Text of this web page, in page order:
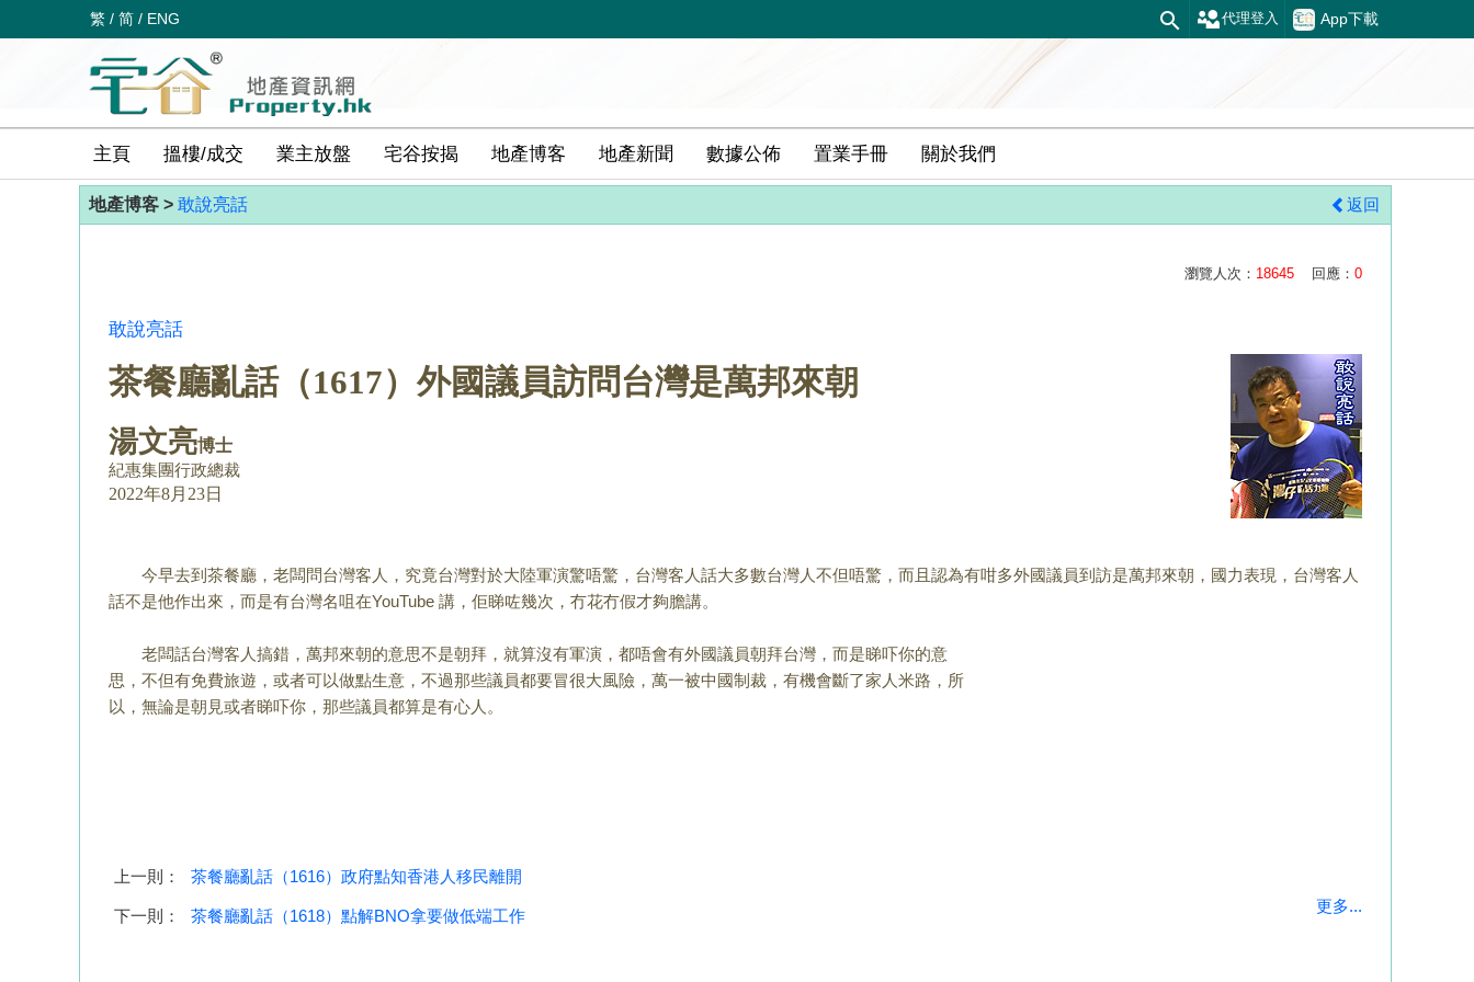
繁 / 简 / ENG App下載
代理登入
主頁 搵樓/成交 業主放盤 宅谷按揭 地產博客 地產新聞 數據公佈 置業手冊 關於我們
地產博客 > 敢說亮話 返回
瀏覽人次： 18645 回應： 0
敢說亮話
茶餐廳亂話（1617）外國議員訪問台灣是萬邦來朝
湯文亮博士
紀惠集團行政總裁
2022年8月23日
今早去到茶餐廳，老闆問台灣客人，究竟台灣對於大陸軍演驚唔驚， 台灣客人話大多數台灣人不但唔驚，而且認為有咁多外國議員到訪是萬邦來朝，國力表現，台灣客人
話不是他作出來， 而是有台灣名咀在YouTube 講，佢睇咗幾次，冇花冇假才夠膽講。
老闆話台灣客人搞錯，萬邦來朝的意思不是朝拜，就算沒有軍演，都唔會有外國議員朝拜台灣，而是睇吓你的意
思，不但有免費旅遊，或者可以做點生意，不過那些議員都要冒很大風險，萬一被中國制裁， 有機會斷了家人米路，所
以，無論是朝見或者睇吓你， 那些議員都算是有心人。
上一則： 茶餐廳亂話（1616）政府點知香港人移民離開
下一則： 茶餐廳亂話（1618）點解BNO拿要做低端工作
更多...